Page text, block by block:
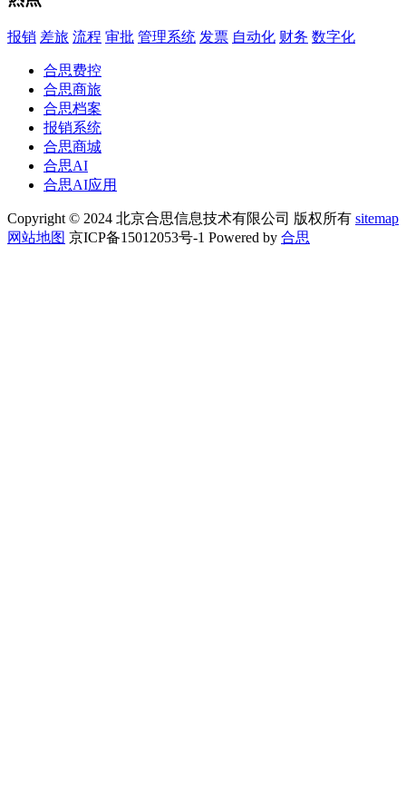
报销 差旅 流程 审批 管理系统 发票 自动化 财务 数字化
合思费控
合思商旅
合思档案
报销系统
合思商城
合思AI
合思AI应用
Copyright © 2024 北京合思信息技术有限公司 版权所有 sitemap
网站地图 京ICP备15012053号-1 Powered by 合思